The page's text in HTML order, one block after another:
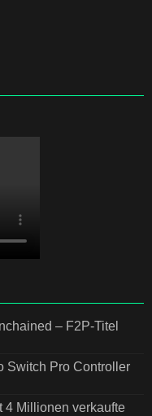
– F2P-Titel
Switch Pro Controller
4 Millionen verkaufte